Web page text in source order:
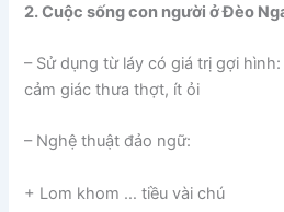
2. Cuộc sống con người ở Đèo
– Sử dụng từ láy có giá trị gợi
cảm giác thưa thợt, ít ỏi
– Nghệ thuật đảo ngữ:
+ Lom khom … tiều vài chú